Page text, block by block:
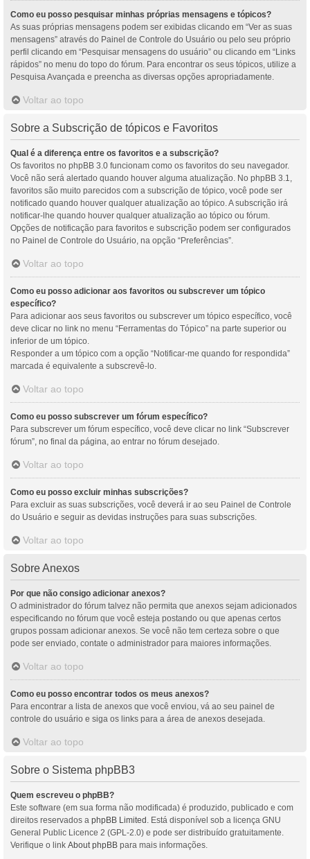
Como eu posso pesquisar minhas próprias mensagens e tópicos?
As suas próprias mensagens podem ser exibidas clicando em “Ver as suas
mensagens” através do Painel de Controle do Usuário ou pelo seu próprio
perfil clicando em “Pesquisar mensagens do usuário” ou clicando em “Links
rápidos” no menu do topo do fórum. Para encontrar os seus tópicos, utilize a
Pesquisa Avançada e preencha as diversas opções apropriadamente.
Voltar ao topo
Sobre a Subscrição de tópicos e Favoritos
Qual é a diferença entre os favoritos e a subscrição?
Os favoritos no phpBB 3.0 funcionam como os favoritos do seu navegador.
Você não será alertado quando houver alguma atualização. No phpBB 3.1,
favoritos são muito parecidos com a subscrição de tópico, você pode ser
notificado quando houver qualquer atualização ao tópico. A subscrição irá
notificar-lhe quando houver qualquer atualização ao tópico ou fórum.
Opções de notificação para favoritos e subscrição podem ser configurados
no Painel de Controle do Usuário, na opção “Preferências”.
Voltar ao topo
Como eu posso adicionar aos favoritos ou subscrever um tópico
específico?
Para adicionar aos seus favoritos ou subscrever um tópico específico, você
deve clicar no link no menu “Ferramentas do Tópico” na parte superior ou
inferior de um tópico.
Responder a um tópico com a opção “Notificar-me quando for respondida”
marcada é equivalente a subscrevê-lo.
Voltar ao topo
Como eu posso subscrever um fórum específico?
Para subscrever um fórum específico, você deve clicar no link “Subscrever
fórum”, no final da página, ao entrar no fórum desejado.
Voltar ao topo
Como eu posso excluir minhas subscrições?
Para excluir as suas subscrições, você deverá ir ao seu Painel de Controle
do Usuário e seguir as devidas instruções para suas subscrições.
Voltar ao topo
Sobre Anexos
Por que não consigo adicionar anexos?
O administrador do fórum talvez não permita que anexos sejam adicionados
especificando no fórum que você esteja postando ou que apenas certos
grupos possam adicionar anexos. Se você não tem certeza sobre o que
pode ser enviado, contate o administrador para maiores informações.
Voltar ao topo
Como eu posso encontrar todos os meus anexos?
Para encontrar a lista de anexos que você enviou, vá ao seu painel de
controle do usuário e siga os links para a área de anexos desejada.
Voltar ao topo
Sobre o Sistema phpBB3
Quem escreveu o phpBB?
Este software (em sua forma não modificada) é produzido, publicado e com
direitos reservados a phpBB Limited . Está disponível sob a licença GNU
General Public Licence 2 (GPL-2.0) e pode ser distribuído gratuitamente.
Verifique o link About phpBB para mais informações.